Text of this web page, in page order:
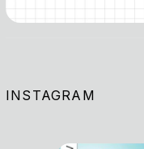
INSTAGRAM